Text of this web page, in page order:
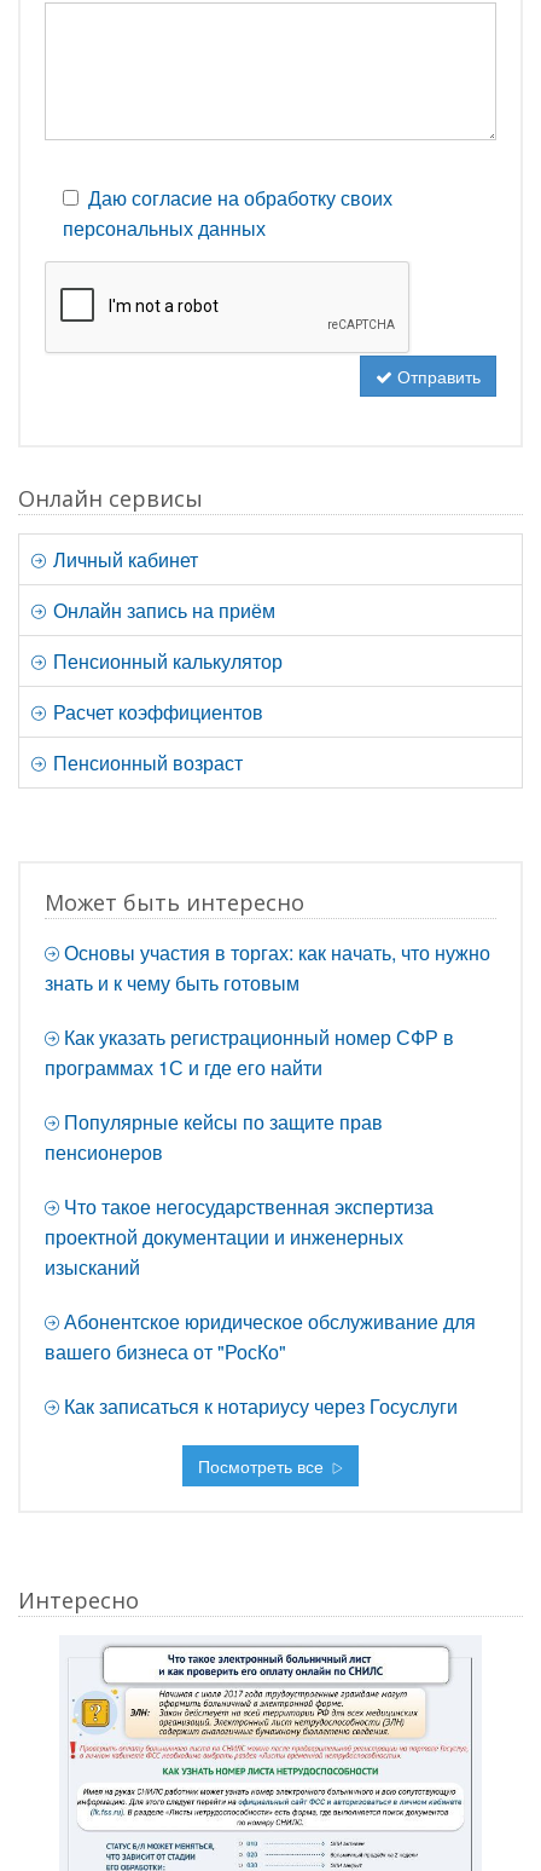
Даю согласие на обработку своих
персональных данных
Отправить
Онлайн сервисы
Личный кабинет
Онлайн запись на приём
Пенсионный калькулятор
Расчет коэффициентов
Пенсионный возраст
Может быть интересно
Основы участия в торгах: как начать, что нужно
знать и к чему быть готовым
Как указать регистрационный номер СФР в
программах 1С и где его найти
Популярные кейсы по защите прав
пенсионеров
Что такое негосударственная экспертиза
проектной документации и инженерных
изысканий
Абонентское юридическое обслуживание для
вашего бизнеса от "РосКо"
Как записаться к нотариусу через Госуслуги
Посмотреть все
Интересно